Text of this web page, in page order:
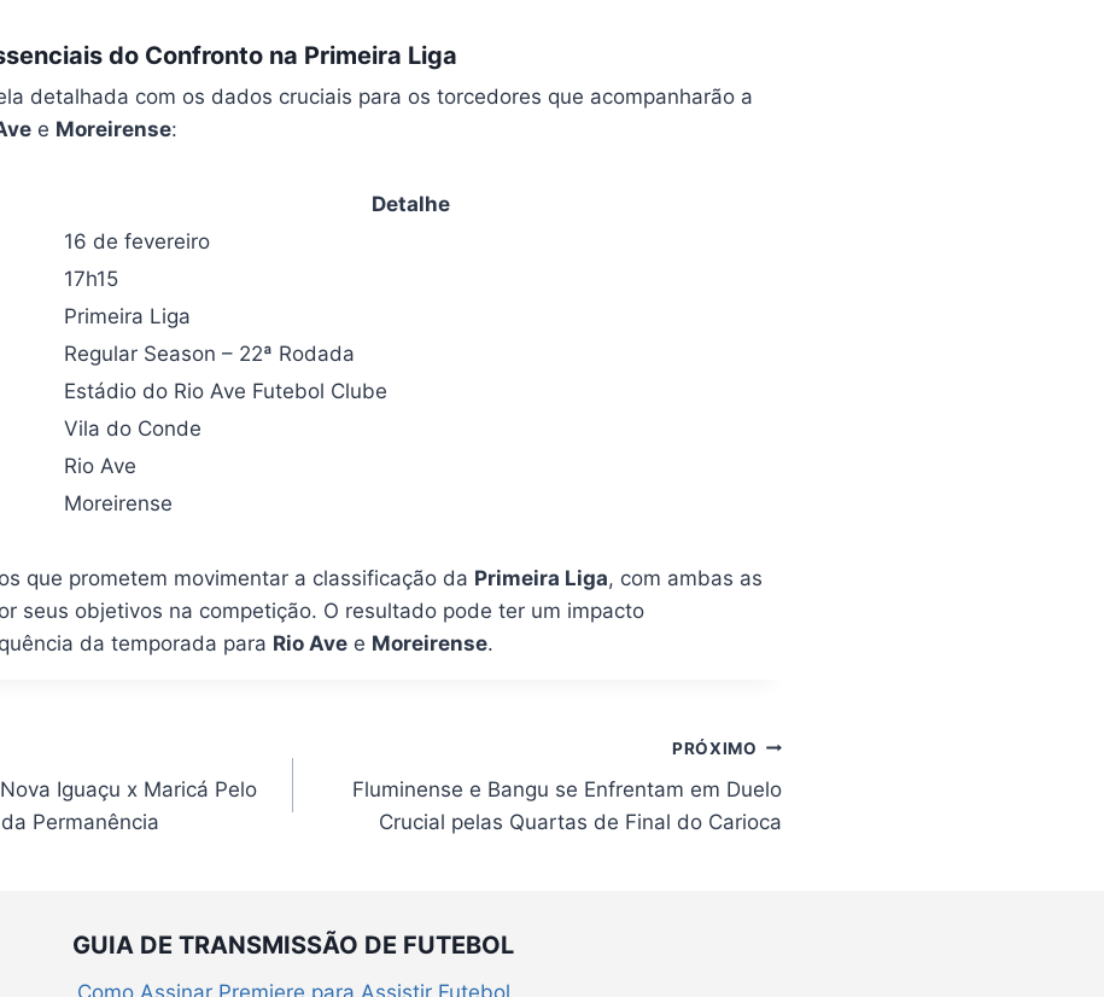
do Confronto na Primeira Liga
detalhada com os dados cruciais para os torcedores que acompanharão a
e Moreirense:
Detalhe
16 de fevereiro
17h15
Primeira Liga
Regular Season – 22ª Rodada
Estádio do Rio Ave Futebol Clube
Vila do Conde
Rio Ave
Moreirense
que prometem movimentar a classificação da Primeira Liga, com ambas as
seus objetivos na competição. O resultado pode ter um impacto
da temporada para Rio Avee Moreirense.
Iguaçu x Maricá Pelo
Permanência
PRÓXIMO
Fluminense e Bangu se Enfrentam em Duelo
Crucial pelas Quartas de Final do Carioca
GUIA DE TRANSMISSÃO DE FUTEBOL